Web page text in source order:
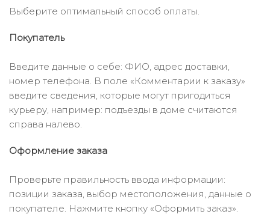
Выберите оптимальный способ оплаты.
Покупатель
Введите данные о себе: ФИО, адрес доставки,
номер телефона. В поле «Комментарии к заказу»
введите сведения, которые могут пригодиться
курьеру, например: подъезды в доме считаются
справа налево.
Оформление заказа
Проверьте правильность ввода информации:
позиции заказа, выбор местоположения, данные о
покупателе. Нажмите кнопку «Оформить заказ».